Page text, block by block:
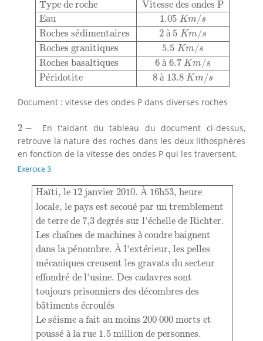
Type de roche
Vitesse des ondes P
Eau
1.05 Km/s
Roches sédimentaires 2 à 5 Km/s
Roches granitiques 5.5 Km/s
Roches basaltiques 6 à 6.7 Km/s
Péridotite 8 à 13.8 Km/s
Document : vitesse des ondes P dans diverses roches
2 −
2
En t'aidant du tableau du document ci-dessus,
retrouve la nature des roches dans les deux lithosphères
en fonction de la vitesse des ondes P qui les traversent.
Exercice 3
Haïti, le 12 janvier 2010. À 16h53, heure
locale, le pays est secoué par un tremblement
de terre de 7,3 degrés sur l'échelle de Richter.
Les chaînes de machines à coudre baignent
dans la pénombre. À l'extérieur, les pelles
mécaniques creusent les gravats du secteur
effondré de l'usine. Des cadavres sont
toujours prisonniers des décombres des
bâtiments écroulés
Le séisme a fait au moins 200 000 morts et
poussé à la rue 1.5 million de personnes.
Haïti, le 12 janvier 2010. À 16h53, heurelocale, le